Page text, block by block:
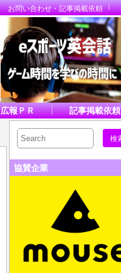
お問い合わせ・記事掲載依頼
広報ＰＲ
記事掲載依頼
協賛企業